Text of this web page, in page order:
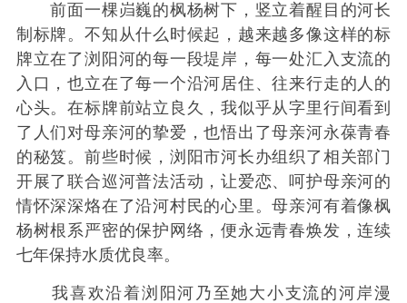
前面一棵岿巍的枫杨树下，竖立着醒目的河长
制标牌。不知从什么时候起，越来越多像这样的标
牌立在了浏阳河的每一段堤岸，每一处汇入支流的
入口，也立在了每一个沿河居住、往来行走的人的
心头。在标牌前站立良久，我似乎从字里行间看到
了人们对母亲河的挚爱，也悟出了母亲河永葆青春
的秘笈。前些时候，浏阳市河长办组织了相关部门
开展了联合巡河普法活动，让爱恋、呵护母亲河的
情怀深深烙在了沿河村民的心里。母亲河有着像枫
杨树根系严密的保护网络，便永远青春焕发，连续
七年保持水质优良率。
我喜欢沿着浏阳河乃至她大小支流的河岸漫